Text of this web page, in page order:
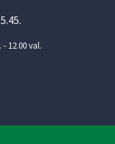
12.00 val.